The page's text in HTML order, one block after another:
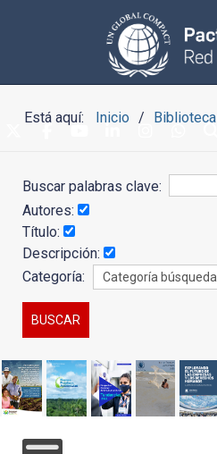
Está aquí: Inicio Biblioteca
Buscar palabras clave:
Autores:
Título:
Descripción:
Categoría: